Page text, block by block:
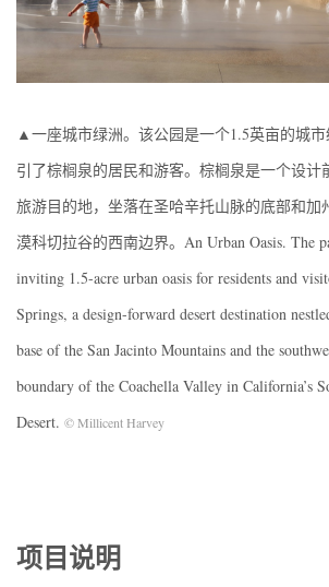
▲一座城市绿洲。该公园是一个1.5英亩的城
引了棕榈泉的居民和游客。棕榈泉是一个设计
旅游目的地，坐落在圣哈辛托山脉的底部和加
漠科切拉谷的西南边界。An Urban Oasis. The
inviting 1.5-acre urban oasis for residents and
Springs, a design-forward desert destination
base of the San Jacinto Mountains and the
boundary of the Coachella Valley in California’s
Desert. © Millicent Harvey
项目说明